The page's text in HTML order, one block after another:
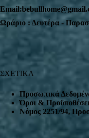
Ωράριο : Δευτέρα -
ΣΧΕΤΙΚΑ
Προσωπικά
Όροι &
Nόμος 2251/94,